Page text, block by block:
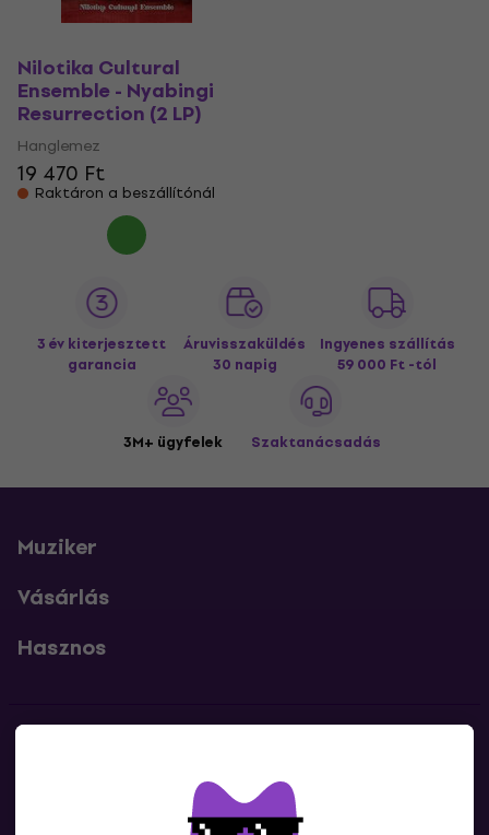
Nilotika Cultural
Ensemble - Nyabingi
Resurrection (2 LP)
Hanglemez
19 470 Ft
Raktáron a beszállítónál
3 év kiterjesztett
garancia
Áruvisszaküldés
30 napig
Ingyenes szállítás
59 000 Ft -tól
3M+ ügyfelek Szaktanácsadás
Muziker
Vásárlás
Hasznos
Lépj kapcsolatba velünk